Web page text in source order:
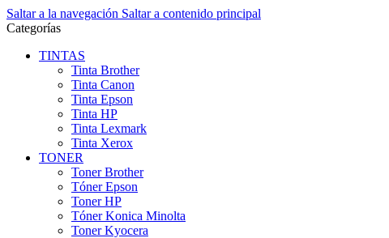
Saltar a la navegación Saltar a contenido principal
Categorías
TINTAS
Tinta Brother
Tinta Canon
Tinta Epson
Tinta HP
Tinta Lexmark
Tinta Xerox
TONER
Toner Brother
Tóner Epson
Toner HP
Tóner Konica Minolta
Toner Kyocera